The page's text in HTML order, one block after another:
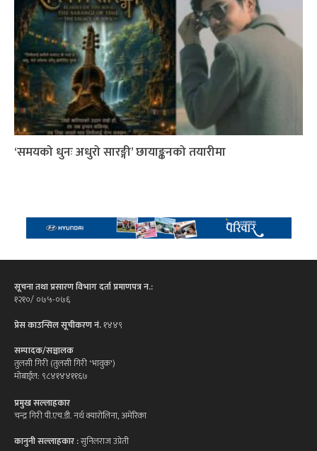
‘समयको धुनः अधुरो सारङ्गी’ छायाङ्कनको तयारीमा
सूचना तथा प्रसारण विभाग दर्ता प्रमाणपत्र न.:
१२१०/ ०७५-०७६
प्रेस काउन्सिल सूचीकरण नं.१४४९
सम्पादक/सञ्चालक
तुलसी गिरी (तुलसी गिरी 'भावुक')
मोबाईल: ९८४१४४११६७
प्रमुख सल्लाहकार
चन्द्र गिरी पी.एच.डी. नर्थ क्यारोलिना, अमेरिका
कानुनी सल्लाहकार :सुनिलराज उप्रेती